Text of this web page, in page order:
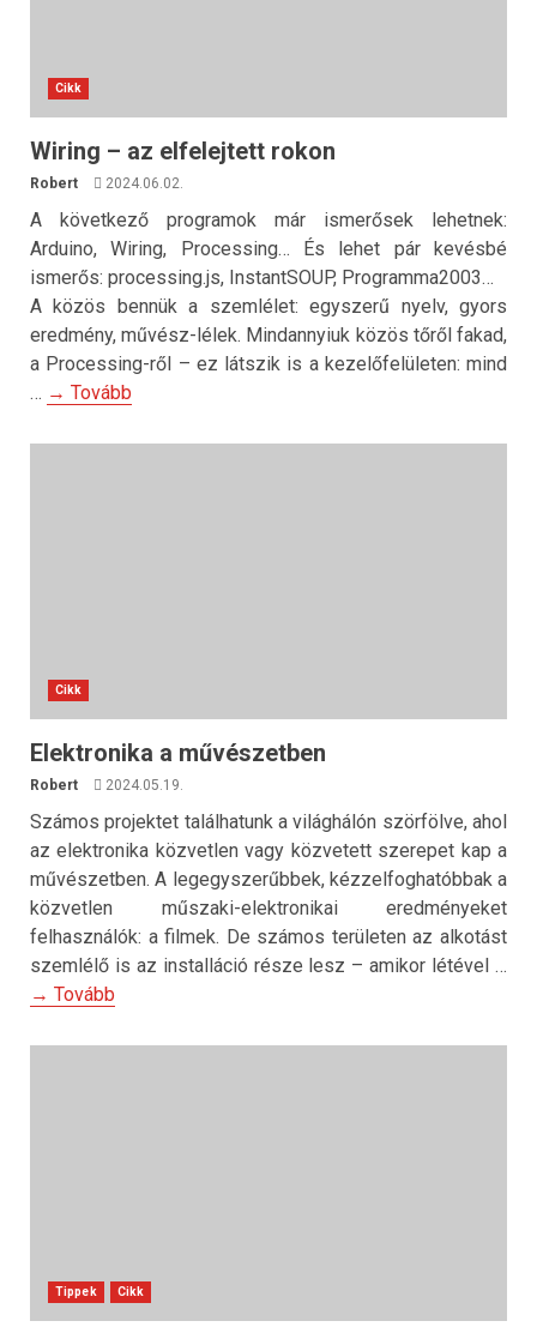
Cikk
Wiring – az elfelejtett rokon
Robert 2024.06.02.
A következő programok már ismerősek lehetnek:
Arduino, Wiring, Processing… És lehet pár kevésbé
ismerős: processing.js, InstantSOUP, Programma2003…
A közös bennük a szemlélet: egyszerű nyelv, gyors
eredmény, művész-lélek. Mindannyiuk közös tőről fakad,
a Processing-ről – ez látszik is a kezelőfelületen: mind
… → Tovább
Cikk
Elektronika a művészetben
Robert 2024.05.19.
Számos projektet találhatunk a világhálón szörfölve, ahol
az elektronika közvetlen vagy közvetett szerepet kap a
művészetben. A legegyszerűbbek, kézzelfoghatóbbak a
közvetlen műszaki-elektronikai eredményeket
felhasználók: a filmek. De számos területen az alkotást
szemlélő is az installáció része lesz – amikor létével …
→ Tovább
Tippek Cikk